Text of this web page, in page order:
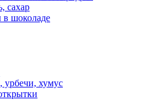
сахар
шоколаде
урбечи, хумус